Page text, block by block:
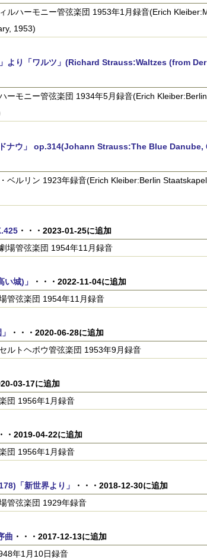
ルハーモニー管弦楽団 1953年1月録音(Erich
1953)
より「ワルツ」(Richard Strauss:Waltzes (from
ーモニー管弦楽団 1934年5月録音(Erich
ナウ」 op.314(Johann Strauss:The Blue Danube,
ベルリン 1923年録音(Erich Kleiber:Berlin
・・・2023-01-25に追加
場管弦楽団 1954年11月録音
城)」
・・・2022-11-04に追加
管弦楽団 1954年11月録音
・・・2020-06-28に追加
ルトヘボウ管弦楽団 1953年9月録音
03-17に追加
団 1956年1月録音
・2019-04-22に追加
団 1956年1月録音
「新世界より」
・・・2018-12-30に追加
管弦楽団 1929年録音
曲 ・・・2017-12-13に追加
年1月10日録音